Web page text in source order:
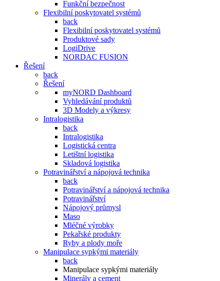
Funkční bezpečnost
Flexibilní poskytovatel systémů
back
Flexibilní poskytovatel systémů
Produktové sady
LogiDrive
NORDAC FUSION
Řešení
back
Řešení
myNORD Dashboard
Vyhledávání produktů
3D Modely a výkresy
Intralogistika
back
Intralogistika
Logistická centra
Letištní logistika
Skladová logistika
Potravinářství a nápojová technika
back
Potravinářství a nápojová technika
Potravinářství
Nápojový průmysl
Maso
Mléčné výrobky
Pekařské produkty
Ryby a plody moře
Manipulace sypkými materiály
back
Manipulace sypkými materiály
Minerály a cement